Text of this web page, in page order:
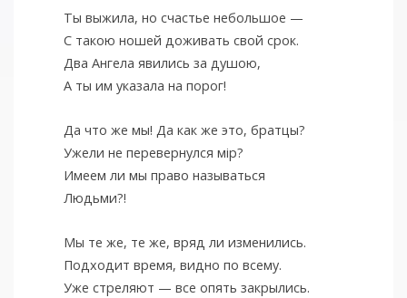
Ты выжила, но счастье небольшое —
С такою ношей доживать свой срок.
Два Ангела явились за душою,
А ты им указала на порог!
Да что же мы! Да как же это, братцы?
Ужели не перевернулся мiр?
Имеем ли мы право называться
Людьми?!
Мы те же, те же, вряд ли изменились.
Подходит время, видно по всему.
Уже стреляют — все опять закрылись.